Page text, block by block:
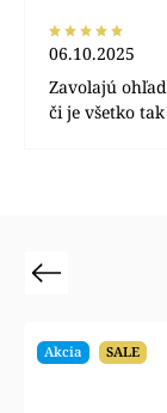
06.10.2025
Zavolajú
či je všetko
Previous
Akcia SALE